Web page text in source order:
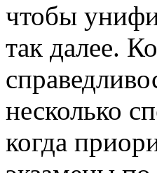
чтобы
так далее.
несколько
когда